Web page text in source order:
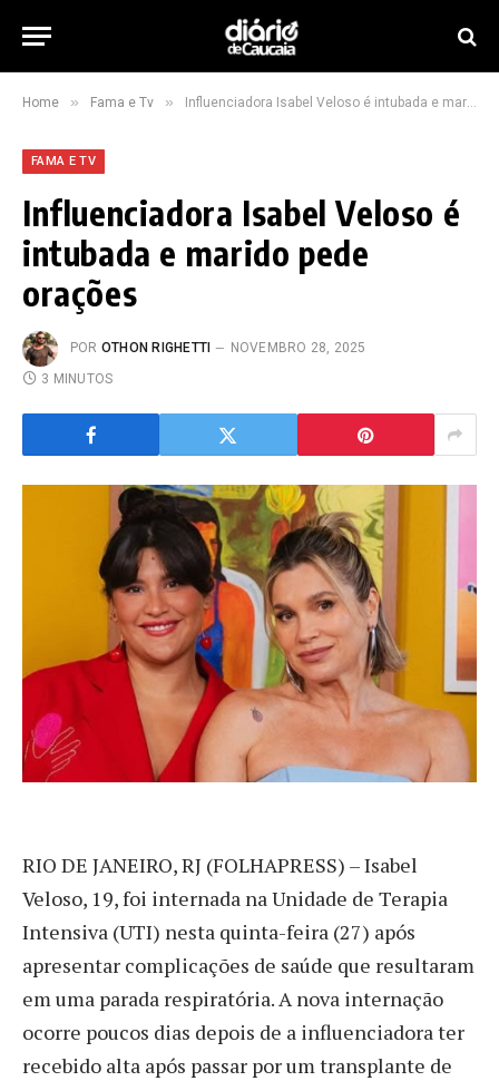
Home » Fama e Tv » Influenciadora Isabel Veloso é intubada e marido pede orações
FAMA E TV
Influenciadora Isabel Veloso é
intubada e marido pede
orações
POR OTHON RIGHETTI
NOVEMBRO 28, 2025
3 MINUTOS
RIO DE JANEIRO, RJ (FOLHAPRESS) – Isabel
Veloso, 19, foi internada na Unidade de Terapia
Intensiva (UTI) nesta quinta-feira (27) após
apresentar complicações de saúde que resultaram
em uma parada respiratória. A nova internação
ocorre poucos dias depois de a influenciadora ter
recebido alta após passar por um transplante de